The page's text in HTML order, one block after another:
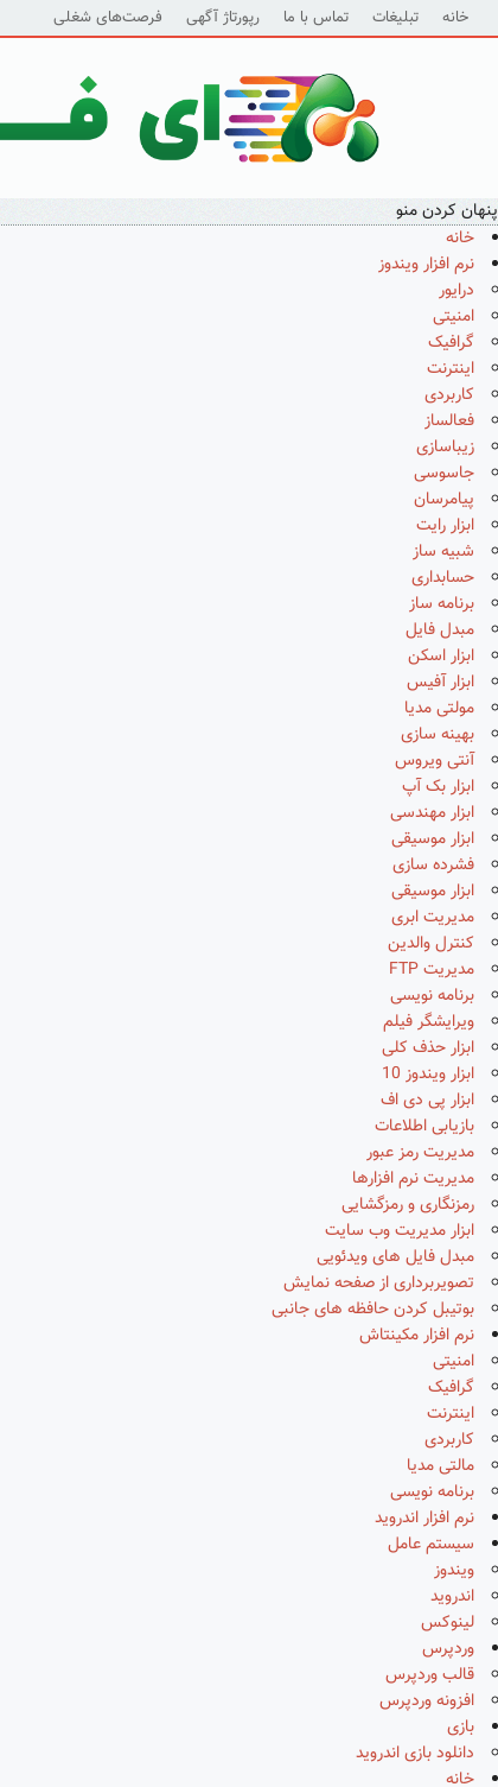
خانه تبلیغات تماس با ما رپورتاژ آگهی فرصت‌های شغلی
پنهان کردن منو
خانه
نرم افزار ویندوز
درایور
امنیتی
گرافیک
اینترنت
کاربردی
فعالساز
زیباسازی
جاسوسی
پیامرسان
ابزار رایت
شبیه ساز
حسابداری
برنامه ساز
مبدل فایل
ابزار اسکن
ابزار آفیس
مولتی مدیا
بهینه سازی
آنتی ویروس
ابزار بک آپ
ابزار مهندسی
ابزار موسیقی
فشرده سازی
ابزار موسیقی
مدیریت ابری
کنترل والدین
مدیریت FTP
برنامه نویسی
ویرایشگر فیلم
ابزار حذف کلی
ابزار ویندوز 10
ابزار پی دی اف
بازیابی اطلاعات
مدیریت رمز عبور
مدیریت نرم افزارها
رمزنگاری و رمزگشایی
ابزار مدیریت وب سایت
مبدل فایل های ویدئویی
تصویربرداری از صفحه نمایش
بوتیبل کردن حافظه های جانبی
نرم افزار مکینتاش
امنیتی
گرافیک
اینترنت
کاربردی
مالتی مدیا
برنامه نویسی
نرم افزار اندروید
سیستم عامل
ویندوز
اندروید
لینوکس
وردپرس
قالب وردپرس
افزونه وردپرس
بازی
دانلود بازی اندروید
خانه